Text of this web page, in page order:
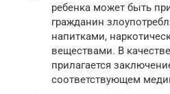
ребенка может быть
гражданин
напитками,
веществами. В
прилагается
соответствующем